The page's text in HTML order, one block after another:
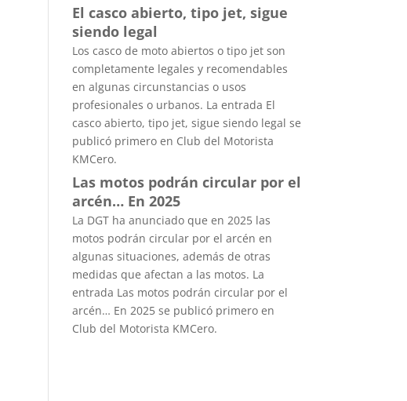
El casco abierto, tipo jet, sigue
siendo legal
Los casco de moto abiertos o tipo jet son
completamente legales y recomendables
en algunas circunstancias o usos
profesionales o urbanos. La entrada El
casco abierto, tipo jet, sigue siendo legal se
publicó primero en Club del Motorista
KMCero.
Las motos podrán circular por el
arcén… En 2025
La DGT ha anunciado que en 2025 las
motos podrán circular por el arcén en
algunas situaciones, además de otras
medidas que afectan a las motos. La
entrada Las motos podrán circular por el
arcén… En 2025 se publicó primero en
Club del Motorista KMCero.